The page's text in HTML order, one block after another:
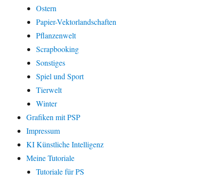
Ostern
Papier-Vektorlandschaften
Pflanzenwelt
Scrapbooking
Sonstiges
Spiel und Sport
Tierwelt
Winter
Grafiken mit PSP
Impressum
KI Künstliche Intelligenz
Meine Tutoriale
Tutoriale für PS